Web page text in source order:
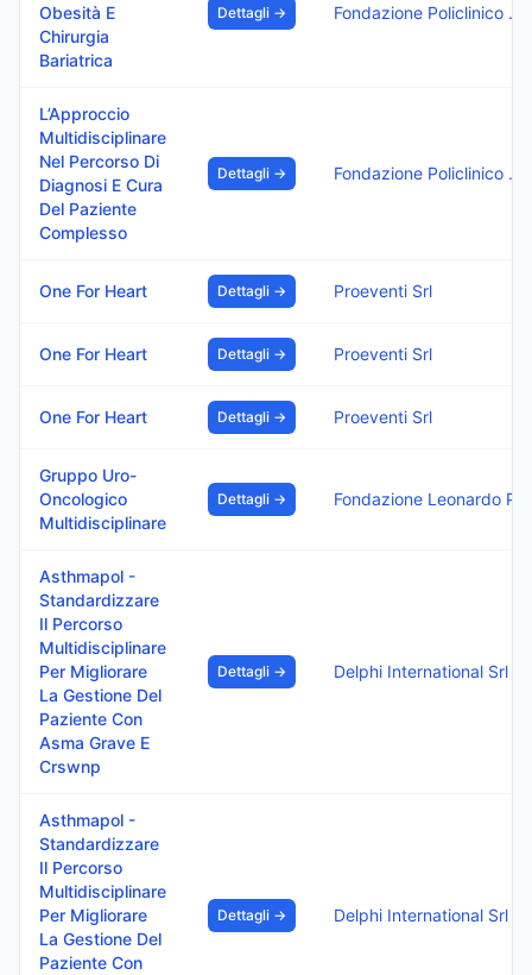
Obesità E
Chirurgia
Bariatrica
Dettagli → Fondazione Policlinico Di Monza
L’Approccio
Multidisciplinare
Nel Percorso Di
Diagnosi E Cura
Del Paziente
Complesso
Dettagli → Fondazione Policlinico Di Monza
One For Heart Dettagli → Proeventi Srl
One For Heart Dettagli → Proeventi Srl
One For Heart Dettagli → Proeventi Srl
Gruppo Uro-
Oncologico
Multidisciplinare
Dettagli →
Asthmapol -
Standardizzare
Il Percorso
Multidisciplinare
Per Migliorare
La Gestione Del
Paziente Con
Asma Grave E
Crswnp
Dettagli → Delphi International Srl
Asthmapol -
Standardizzare
Il Percorso
Multidisciplinare
Per Migliorare
La Gestione Del
Paziente Con
Dettagli → Delphi International Srl